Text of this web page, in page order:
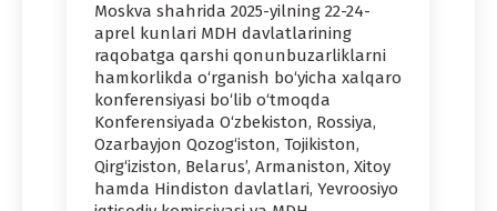
Moskva shahrida 2025-yilning 22-24-
aprel kunlari MDH davlatlarining
raqobatga qarshi qonunbuzarliklarni
hamkorlikda o‘rganish bo‘yicha xalqaro
konferensiyasi bo‘lib o‘tmoqda
Konferensiyada O‘zbekiston, Rossiya,
Ozarbayjon Qozog‘iston, Tojikiston,
Qirg‘iziston, Belarus’, Armaniston, Xitoy
hamda Hindiston davlatlari, Yevroosiyo